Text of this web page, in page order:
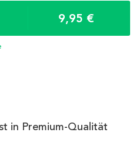
9,95 €
in Premium-Qualität